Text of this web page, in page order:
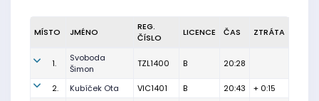
MÍSTO JMÉNO
REG.
ČÍSLO
LICENCE ČAS ZTRÁTA
1.
Svoboda
Šimon
TZL1400 B 20:28
2. Kubíček Ota VIC1401 B 20:43 + 0:15